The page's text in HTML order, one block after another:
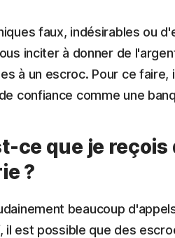
faux, indésirables ou
inciter à donner de
à un escroc. Pour ce
confiance comme une
ce que je reçois
?
beaucoup
il est possible que des